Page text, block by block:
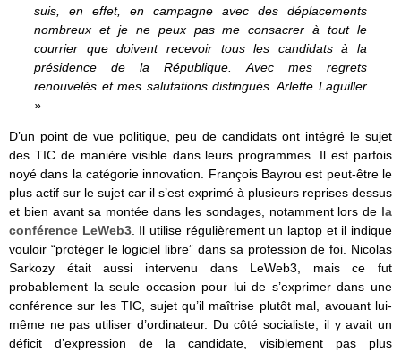
suis, en effet, en campagne avec des déplacements
nombreux et je ne peux pas me consacrer à tout le
courrier que doivent recevoir tous les candidats à la
présidence de la République. Avec mes regrets
renouvelés et mes salutations distingués. Arlette Laguiller
»
D’un point de vue politique, peu de candidats ont intégré le sujet
des TIC de manière visible dans leurs programmes. Il est parfois
noyé dans la catégorie innovation. François Bayrou est peut-être le
plus actif sur le sujet car il s’est exprimé à plusieurs reprises dessus
et bien avant sa montée dans les sondages, notamment lors de la
conférence LeWeb3. Il utilise régulièrement un laptop et il indique
vouloir “protéger le logiciel libre” dans sa profession de foi. Nicolas
Sarkozy était aussi intervenu dans LeWeb3, mais ce fut
probablement la seule occasion pour lui de s’exprimer dans une
conférence sur les TIC, sujet qu’il maîtrise plutôt mal, avouant lui-
même ne pas utiliser d’ordinateur. Du côté socialiste, il y avait un
déficit d’expression de la candidate, visiblement pas plus